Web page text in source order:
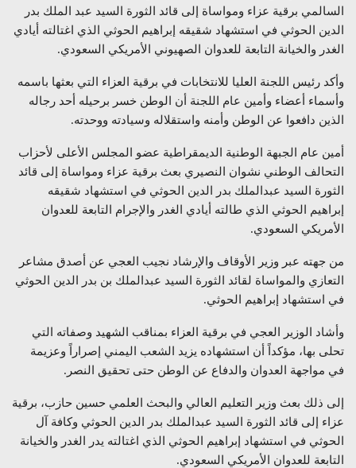
السالمي برقية عزاء ومواساة إلى قائد الثورة السيد عبد الملك بدر
الدين الحوثي في استشهاد شقيقه إبراهيم الحوثي الذي اغتالته أيادي
الغدر والخيانة التابعة للعدوان الصهيوني الأمريكي السعودي.
وأكد رئيس اللجنة العليا للانتخابات في برقية العزاء التي بعثها باسمه
وأسماء أعضاء وأمين عام اللجنة أن الوطن خسر برحيله أحد رجاله
الذين دافعوا عن الوطن وأمنه واستقلاله وسيادته ووحدته.
أمين عام الجبهة الوطنية الديمقراطية عضو المجلس الأعلى لأحزاب
التحالف الوطني نشوان النصيري بعث برقية عزاء ومواساة إلى قائد
الثورة السيد عبدالملك بدر الدين الحوثي في استشهاد شقيقه
إبراهيم الحوثي الذي طالته أيادي الغدر والإجرام التابعة للعدوان
الأمريكي السعودي.
من جهته عبر وزير الأوقاف والإرشاد نجيب العجي عن أصدق مشاعر
التعازي والمواساة لقائد الثورة السيد عبدالملك بن بدر الدين الحوثي
في استشهاد إبراهيم الحوثي.
وأشاد الوزير العجي في برقية العزاء بمناقب الشهيد وصفاته التي
تحلى بها، مؤكداً أن استشهاده يزيد الشعب اليمني إصراراً وعزيمة
في مواجهة العدوان والدفاع عن الوطن حتى تحقيق النصر.
إلى ذلك بعث وزير التعليم العالي والبحث العلمي حسين حازب، برقية
عزاء إلى قائد الثورة السيد عبدالملك بدر الدين الحوثي وكافة آل
الحوثي في استشهاد إبراهيم الحوثي الذي اغتالته يدر الغدر والخيانة
التابعة للعدوان الأمريكي السعودي.